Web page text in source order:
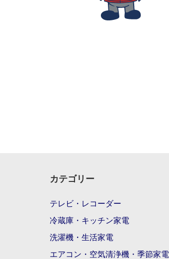
カテゴリー
テレビ・レコーダー
冷蔵庫・キッチン家電
洗濯機・生活家電
エアコン・空気清浄機・季節家電